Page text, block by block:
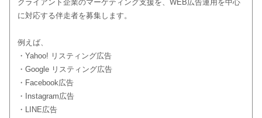
クライアント企業のマーケティング支援を、WEB広告運用を中心
に対応する伴走者を募集します。
例えば、
・Yahoo! リスティング広告
・Google リスティング広告
・Facebook広告
・Instagram広告
・LINE広告